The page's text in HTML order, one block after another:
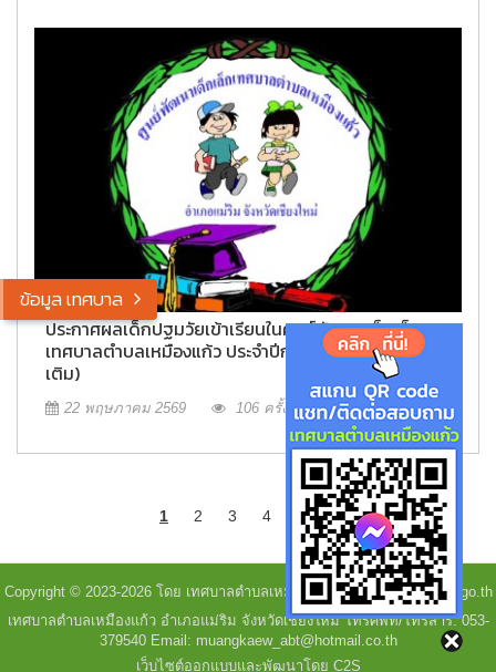
ข้อมูล เทศบาล
ประกาศผลเด็กปฐมวัยเข้าเรียนในศูนย์พัฒนาเด็กเล็ก
เทศบาลตำบลเหมืองแก้ว ประจำปีการศึกษา 2569 (เพิ่ม
เติม)
22 พฤษภาคม 2569 106 ครั้ง
1 2 3 4 5
Copyright © 2023-2026 โดย เทศบาลตำบลเหมืองแก้ว - www.muangkaew.go.th
เทศบาลตำบลเหมืองแก้ว อำเภอแม่ริม จังหวัดเชียงใหม่ โทรศัพท์/โทรสาร: 053-
379540 Email: muangkaew_abt@hotmail.co.th
เว็บไซต์ออกแบบและพัฒนาโดย C2S